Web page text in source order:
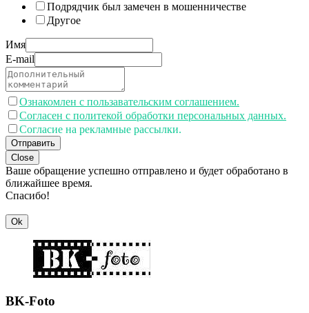
Подрядчик был замечен в мошенничестве
Другое
Имя
E-mail
Ознакомлен с пользавательским соглашением.
Согласен с политекой обработки персональных данных.
Согласие на рекламные рассылки.
Отправить
Close
Ваше обращение успешно отправлено и будет обработано в
ближайшее время.
Спасибо!
Ok
BK-Foto